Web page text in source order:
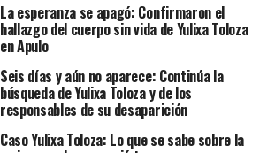
La esperanza se apagó: Confirmaron el
hallazgo del cuerpo sin vida de Yulixa Toloza
en Apulo
Seis días y aún no aparece: Continúa la
búsqueda de Yulixa Toloza y de los
responsables de su desaparición
Caso Yulixa Toloza: Lo que se sabe sobre la